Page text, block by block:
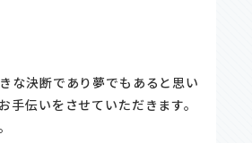
な決断であり夢でもあると思い
手伝いをさせていただきます。